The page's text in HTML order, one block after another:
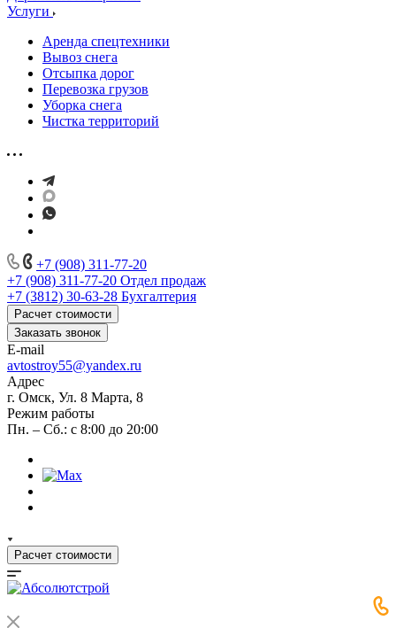
Услуги
Аренда спецтехники
Вывоз снега
Отсыпка дорог
Перевозка грузов
Уборка снега
Чистка территорий
+7 (908) 311-77-20
+7 (908) 311-77-20 Отдел продаж
+7 (3812) 30-63-28 Бухгалтерия
Расчет стоимости
Заказать звонок
E-mail
avtostroy55@yandex.ru
Адрес
г. Омск, Ул. 8 Марта, 8
Режим работы
Пн. – Сб.: с 8:00 до 20:00
Расчет стоимости